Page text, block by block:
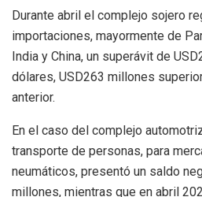
Durante abril el complejo sojero
importaciones, mayormente de
India y China, un superávit de
dólares, USD263 millones
anterior.
En el caso del complejo
transporte de personas, para
neumáticos, presentó un saldo
millones, mientras que en abril